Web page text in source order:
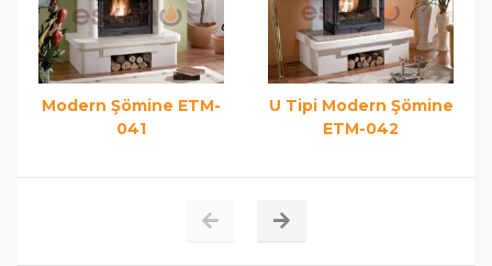
Modern Şömine ETM-
041
U Tipi Modern Şömine
ETM-042